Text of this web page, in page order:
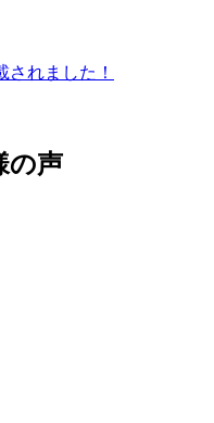
れました！
の声